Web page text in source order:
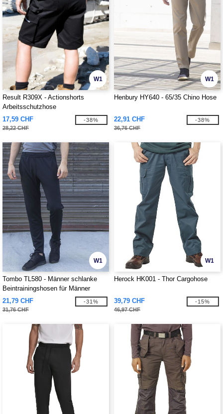
W1
Result R309X - Actionshorts
Arbeitsschutzhose
17,59 CHF
28,22 CHF
-38%
W1
Henbury HY640 - 65/35 Chino Hose
22,91 CHF
36,76 CHF
-38%
W1
Tombo TL580 - Männer schlanke
Beintrainingshosen für Männer
21,79 CHF
31,76 CHF
-31%
W1
Herock HK001 - Thor Cargohose
39,79 CHF
46,97 CHF
-15%